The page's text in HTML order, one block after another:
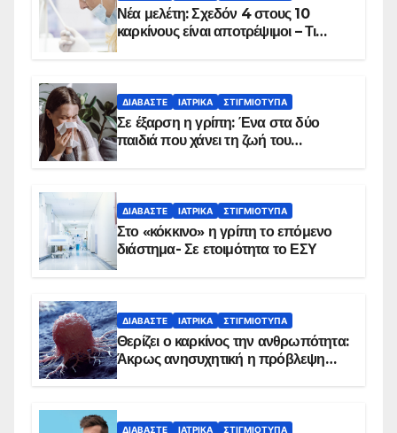
Νέα μελέτη: Σχεδόν 4 στους 10
καρκίνους είναι αποτρέψιμοι – Τι
ΔΙΑΒΆΣΤΕ ΙΑΤΡΙΚΆ ΣΤΙΓΜΙΌΤΥΠΑ
Σε έξαρση η γρίπη: Ένα στα δύο
παιδιά που χάνει τη ζωή του
ΔΙΑΒΆΣΤΕ ΙΑΤΡΙΚΆ ΣΤΙΓΜΙΌΤΥΠΑ
Στο «κόκκινο» η γρίπη το επόμενο
διάστημα- Σε ετοιμότητα το ΕΣΥ
ΔΙΑΒΆΣΤΕ ΙΑΤΡΙΚΆ ΣΤΙΓΜΙΌΤΥΠΑ
Θερίζει ο καρκίνος την ανθρωπότητα:
Άκρως ανησυχητική η πρόβλεψη…
ΔΙΑΒΆΣΤΕ ΙΑΤΡΙΚΆ ΣΤΙΓΜΙΌΤΥΠΑ